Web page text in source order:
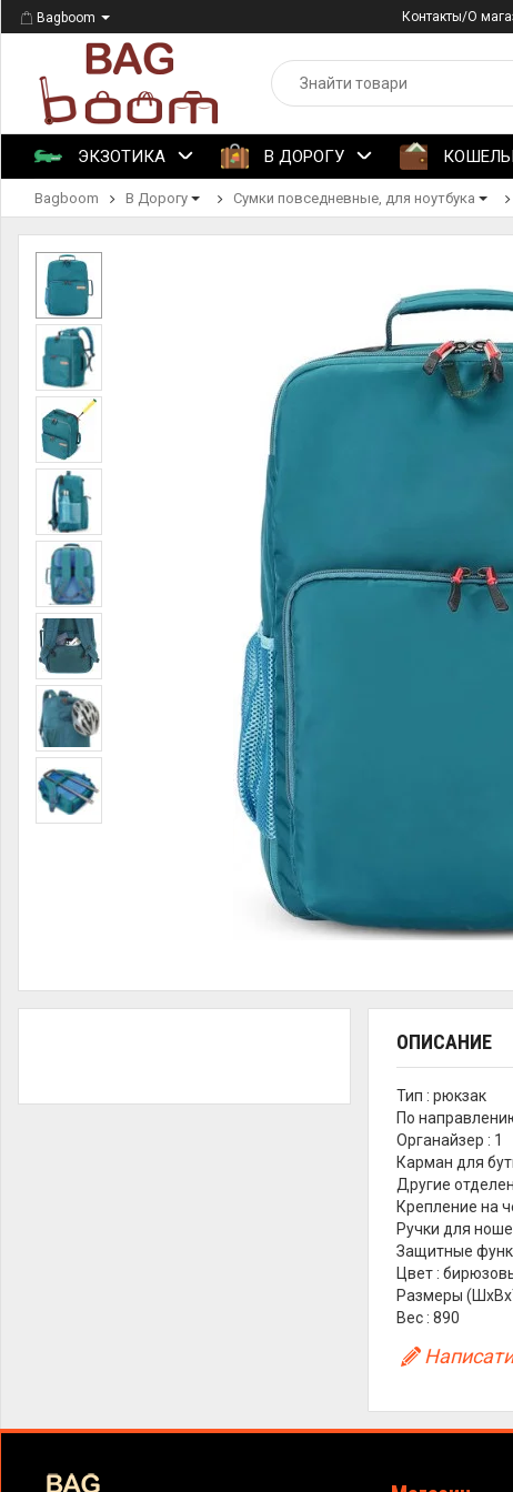
Bagboom Контакты/О
ЭКЗОТИКА В ДОРОГУ
Bagboom В Дорогу Сумки повседневные, для ноутбука
ОПИСАНИЕ
Тип : рюкзак
По
Органайзер : 1
Карман для
Другие
Крепление на
Ручки для
Защитные
Цвет :
Размеры
Вес : 890